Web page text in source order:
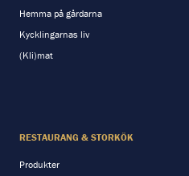
Hemma på gårdarna
Kycklingarnas liv
(Kli)mat
RESTAURANG & STORKÖK
Produkter